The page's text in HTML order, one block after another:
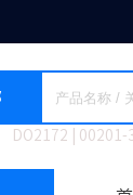
DO2172 00201-